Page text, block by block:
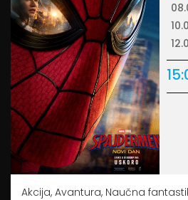
Akcija, Avantura, Naučna